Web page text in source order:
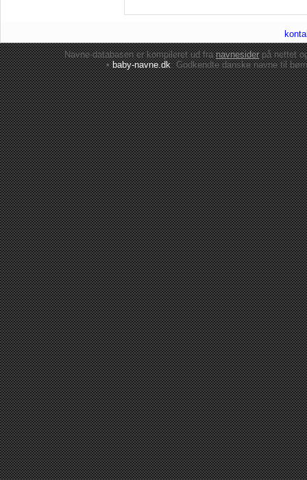
Navne-databasen er kompileret ud franavnesiderpå nettet
•baby-navne.dk: Godkendte danskenavne til børn